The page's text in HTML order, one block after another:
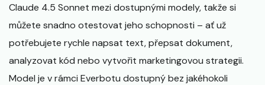
Claude 4.5 Sonnet mezi dostupnými modely, takže si
můžete snadno otestovat jeho schopnosti – ať už
potřebujete rychle napsat text, přepsat dokument,
analyzovat kód nebo vytvořit marketingovou strategii.
Model je v rámci Everbotu dostupný bez jakéhokoli